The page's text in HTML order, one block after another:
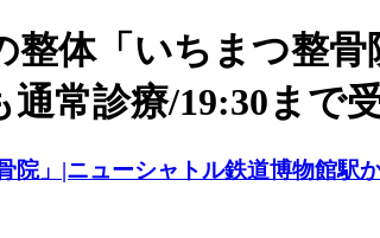
体「いちまつ整
常診療/19:30まで